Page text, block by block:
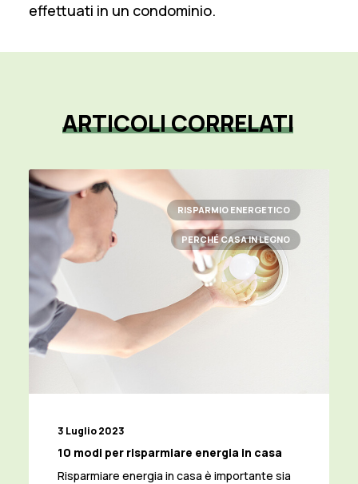
effettuati in un condominio.
ARTICOLICORRELATI
RISPARMIO ENERGETICO
PERCHÉ CASA IN LEGNO
3 Luglio 2023
10 modi per risparmiare energia in casa
Risparmiare energia in casa è importante sia